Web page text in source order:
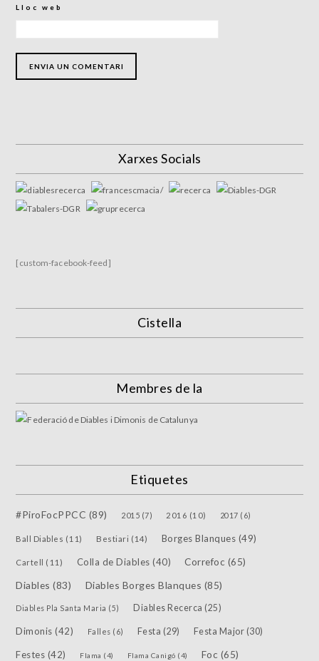
Lloc web
Xarxes Socials
[custom-facebook-feed]
Cistella
Membres de la
Etiquetes
#PiroFocPPCC (89) 2015 (7) 2016 (10) 2017 (6)
Ball Diables (11) Bestiari (14) Borges Blanques (49)
Cartell (11) Colla de Diables (40) Correfoc (65)
Diables (83) Diables Borges Blanques (85)
Diables Pla Santa Maria (5) Diables Recerca (25)
Dimonis (42) Falles (6) Festa (29) Festa Major (30)
Festes (42) Flama (4) Flama Canigó (4) Foc (65)